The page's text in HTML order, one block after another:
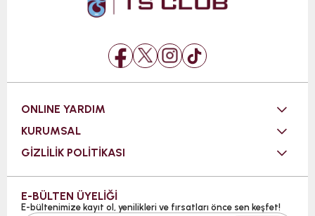
ONLINE YARDIM
KURUMSAL
GİZLİLİK POLİTİKASI
E-BÜLTEN ÜYELİĞİ
E-bültenimize kayıt ol, yenilikleri ve fırsatları önce sen keşfet!